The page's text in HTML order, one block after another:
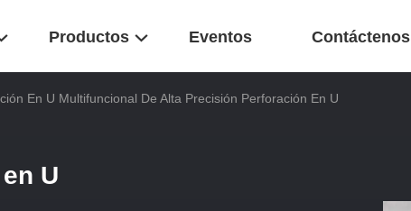
Productos Eventos Contáctenos
En U Multifuncional De Alta Precisión Perforación En U
U